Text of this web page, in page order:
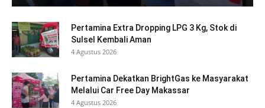
Pertamina Extra Dropping LPG 3 Kg, Stok di
Sulsel Kembali Aman
4 Agustus 2026
Pertamina Dekatkan BrightGas ke Masyarakat
Melalui Car Free Day Makassar
4 Agustus 2026